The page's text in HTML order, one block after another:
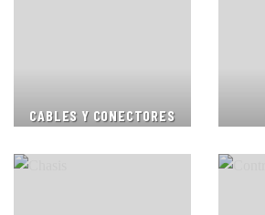
CABLES Y CONECTORES